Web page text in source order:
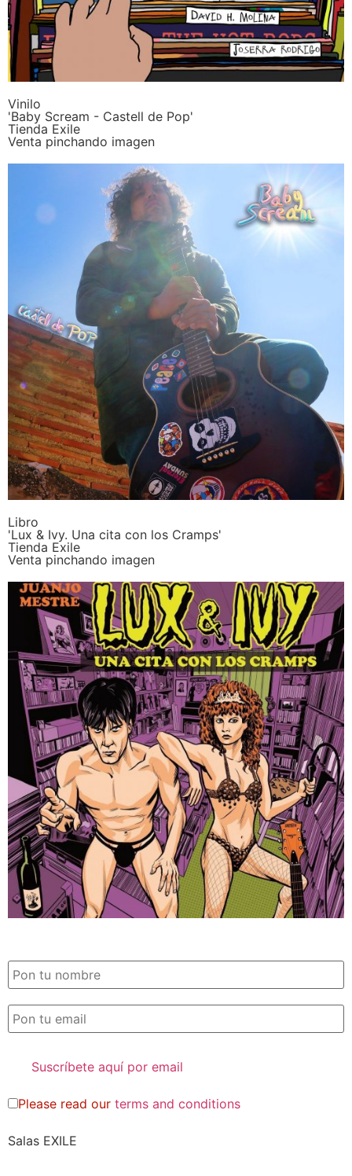
Vinilo
'Baby Scream - Castell de Pop'
Tienda Exile
Venta pinchando imagen
Libro
'Lux & Ivy. Una cita con los Cramps'
Tienda Exile
Venta pinchando imagen
Please read our terms and conditions
Salas EXILE